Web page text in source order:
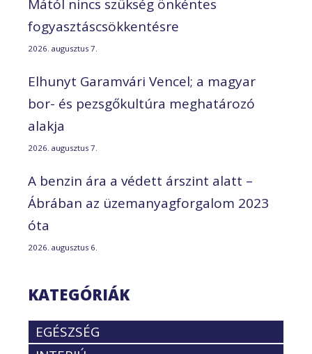
Mától nincs szükség önkéntes
fogyasztáscsökkentésre
2026. augusztus 7.
Elhunyt Garamvári Vencel; a magyar
bor- és pezsgőkultúra meghatározó
alakja
2026. augusztus 7.
A benzin ára a védett árszint alatt –
Ábrában az üzemanyagforgalom 2023
óta
2026. augusztus 6.
KATEGÓRIÁK
EGÉSZSÉG